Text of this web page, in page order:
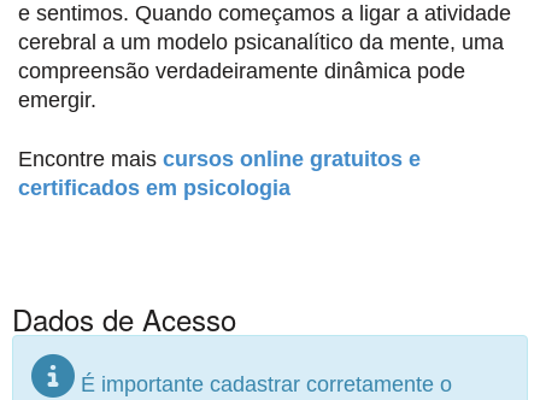
e sentimos. Quando começamos a ligar a atividade
cerebral a um modelo psicanalítico da mente, uma
compreensão verdadeiramente dinâmica pode
emergir.
Encontre mais cursos online gratuitos e
certificados em psicologia
Dados de Acesso
É importante cadastrar corretamente o